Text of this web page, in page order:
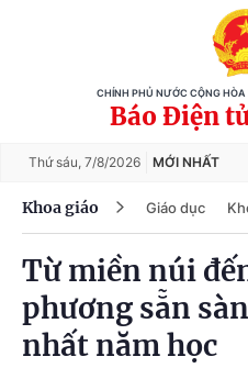
CHÍNH PHỦ NƯỚC CỘNG
Báo Điện
Thứ sáu, 7/8/2026 MỚI NHẤT
Khoa giáo Giáo dục
Từ miền núi
phương sẵn
nhất năm học